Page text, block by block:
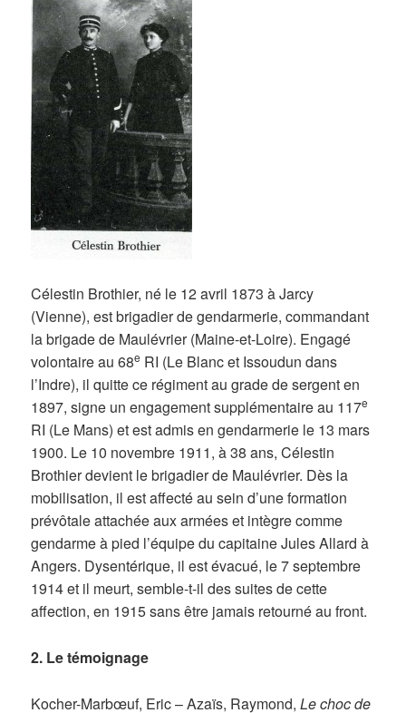
Célestin Brothier, né le 12 avril 1873 à Jarcy
(Vienne), est brigadier de gendarmerie, commandant
la brigade de Maulévrier (Maine-et-Loire). Engagé
volontaire au 68e RI (Le Blanc et Issoudun dans
l’Indre), il quitte ce régiment au grade de sergent en
1897, signe un engagement supplémentaire au 117e
RI (Le Mans) et est admis en gendarmerie le 13 mars
1900. Le 10 novembre 1911, à 38 ans, Célestin
Brothier devient le brigadier de Maulévrier. Dès la
mobilisation, il est affecté au sein d’une formation
prévôtale attachée aux armées et intègre comme
gendarme à pied l’équipe du capitaine Jules Allard à
Angers. Dysentérique, il est évacué, le 7 septembre
1914 et il meurt, semble-t-il des suites de cette
affection, en 1915 sans être jamais retourné au front.
2. Le témoignage
Kocher-Marbœuf, Eric – Azaïs, Raymond,Le choc de